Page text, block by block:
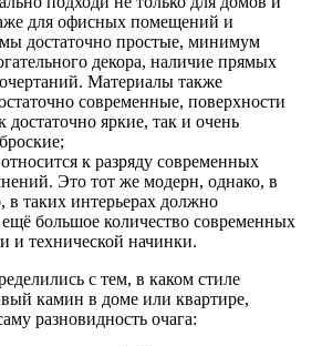
для офисных помещений и
достаточно простые, минимум
декора, наличие прямых
Материалы также
современные, поверхности
достаточно яркие, так и очень
к разряду современных
Это тот же модерн, однако, в
в таких интерьерах должно
ещё большое количество современных
и технической начинки.
с тем, в каком стиле
камин в доме или квартире,
разновидность очага: